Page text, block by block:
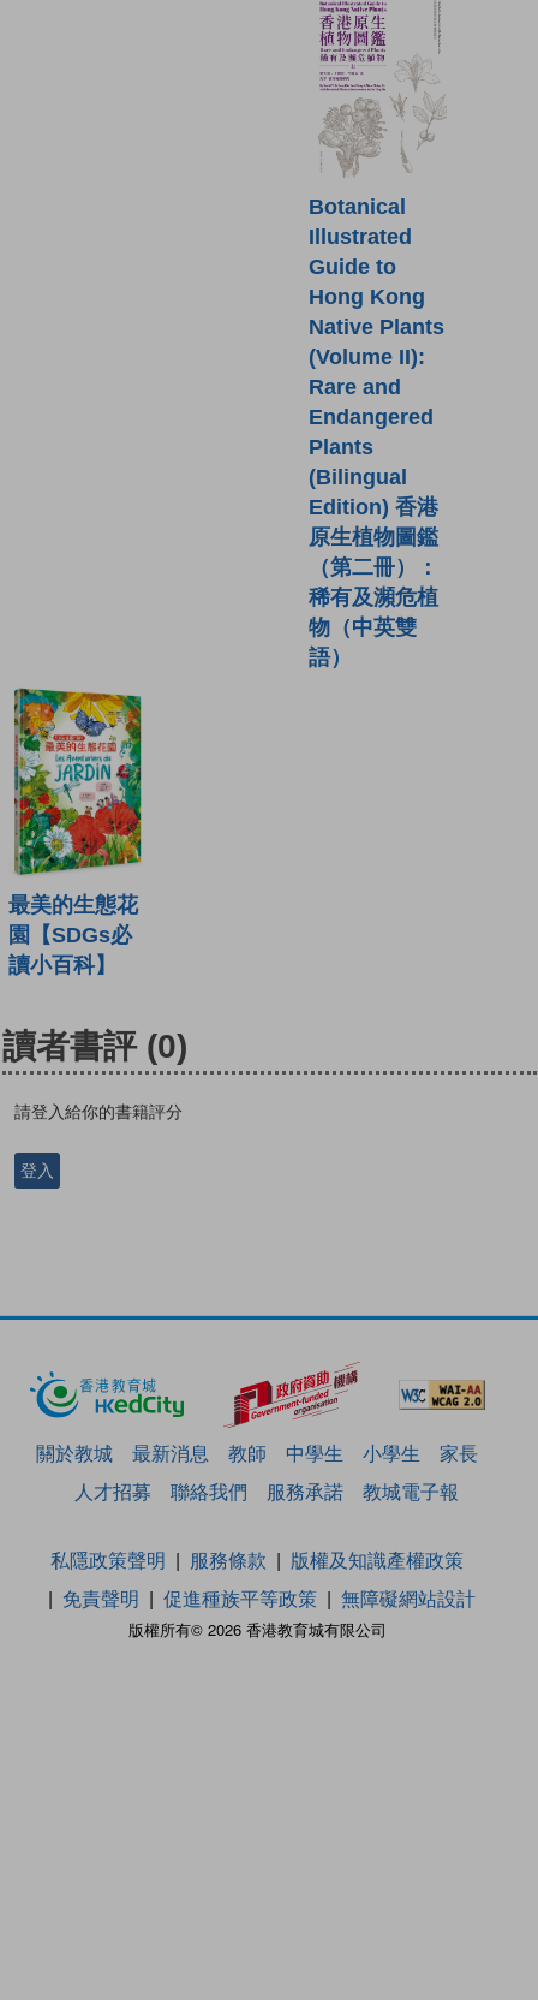
Botanical
Illustrated
Guide to
Hong Kong
Native Plants
(Volume II):
Rare and
Endangered
Plants
(Bilingual
Edition) 香港
原生植物圖鑑
（第二冊）：
稀有及瀕危植
物（中英雙
語）
最美的生態花
園【SDGs必
讀小百科】
讀者書評 (0)
請登入給你的書籍評分
登入
關於教城 最新消息 教師 中學生 小學生
家長
人才招募
聯絡我們 服務承諾 教城電子報
版權所有© 2026 香港教育城有限公司
私隱政策聲明 服務條款
版權及知識產權政策
免責聲明
促進種族平等政策 無障礙網站設計